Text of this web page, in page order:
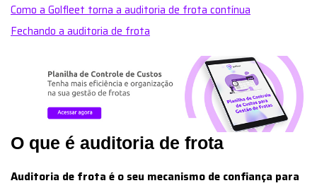
Como a Golfleet torna a auditoria de frota contínua
Fechando a auditoria de frota
O que é auditoria de frota
Auditoria de frota é o seu mecanismo de confiança para